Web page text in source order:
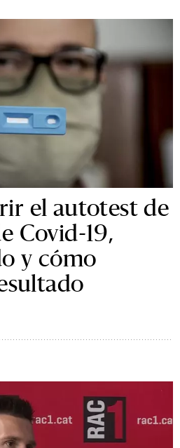
el autotest de
Covid-19,
y cómo